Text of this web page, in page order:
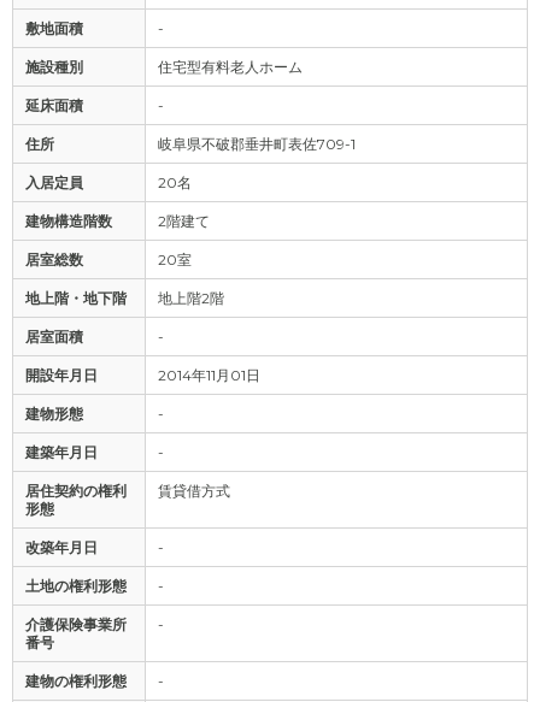
敷地面積 -
施設種別 住宅型有料老人ホーム
延床面積 -
住所 岐阜県不破郡垂井町表佐709-1
入居定員 20名
建物構造階数 2階建て
居室総数 20室
地上階・地下階 地上階2階
居室面積 -
開設年月日 2014年11月01日
建物形態 -
建築年月日 -
居住契約の権利
形態
賃貸借方式
改築年月日 -
土地の権利形態 -
介護保険事業所
番号
-
建物の権利形態 -